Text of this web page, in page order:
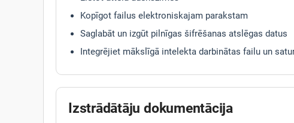
Kopīgot failus elektroniskajam parakstam
Saglabāt un izgūt pilnīgas šifrēšanas atslēgas datus
Integrējiet mākslīgā intelekta darbinātas failu un
Izstrādātāju dokumentācija